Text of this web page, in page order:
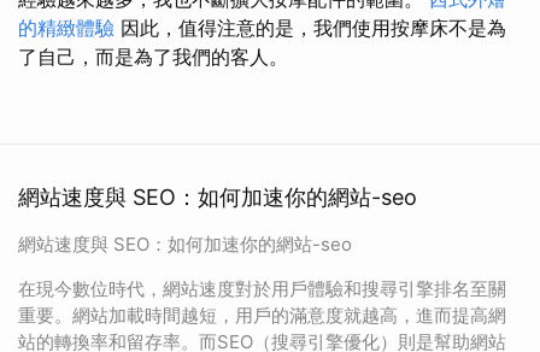
的精緻體驗 因此，值得注意的是，我們使用按摩床不是為
了自己，而是為了我們的客人。
網站速度與 SEO：如何加速你的網站-seo
網站速度與 SEO：如何加速你的網站-seo
在現今數位時代，網站速度對於用戶體驗和搜尋引擎排名至關
重要。網站加載時間越短，用戶的滿意度就越高，進而提高網
站的轉換率和留存率。而SEO（搜尋引擎優化）則是幫助網站